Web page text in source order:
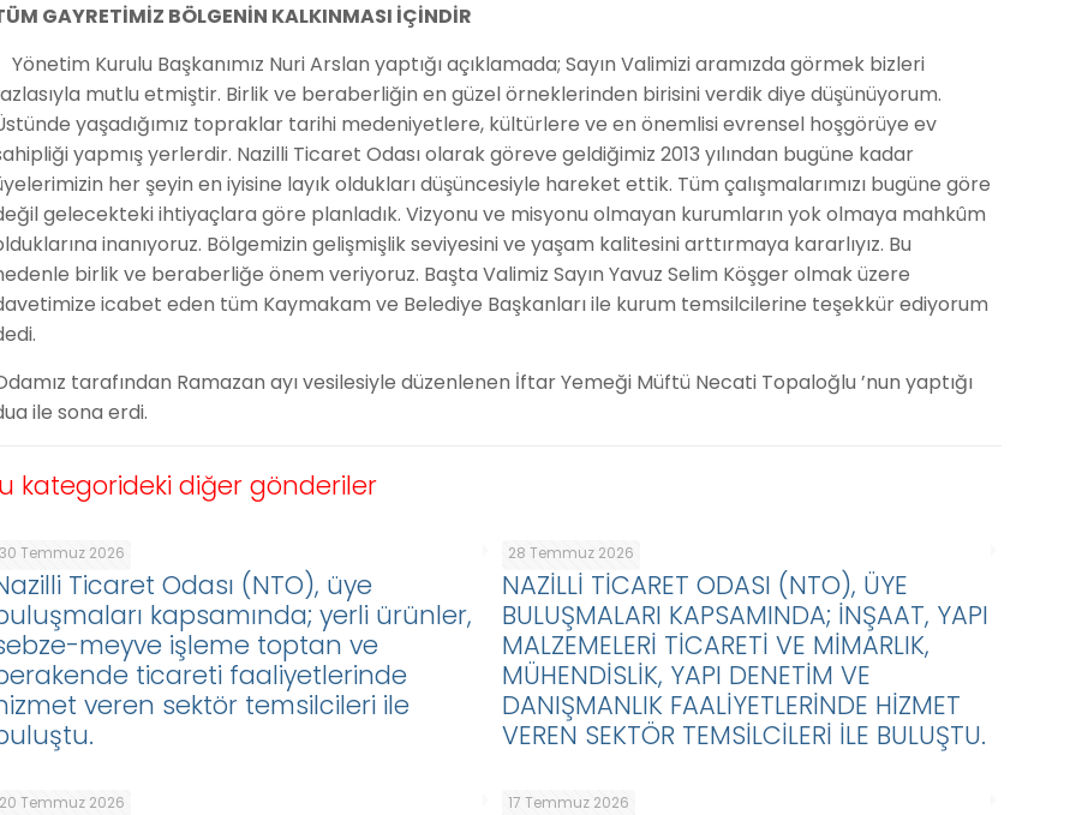
GAYRETİMİZ BÖLGENİN KALKINMASI İÇİNDİR
Kurulu Başkanımız Nuri Arslan yaptığı açıklamada; Sayın Valimizi aramızda görmek bizleri
mutlu etmiştir. Birlik ve beraberliğin en güzel örneklerinden birisini verdik diye düşünüyorum.
yaşadığımız topraklar tarihi medeniyetlere, kültürlere ve en önemlisi evrensel hoşgörüye ev
yapmış yerlerdir. Nazilli Ticaret Odası olarak göreve geldiğimiz 2013 yılından bugüne kadar
her şeyin en iyisine layık oldukları düşüncesiyle hareket ettik. Tüm çalışmalarımızı bugüne göre
gelecekteki ihtiyaçlara göre planladık. Vizyonu ve misyonu olmayan kurumların yok olmaya mahkûm
inanıyoruz. Bölgemizin gelişmişlik seviyesini ve yaşam kalitesini arttırmaya kararlıyız. Bu
birlik ve beraberliğe önem veriyoruz. Başta Valimiz Sayın Yavuz Selim Köşger olmak üzere
icabet eden tüm Kaymakam ve Belediye Başkanları ile kurum temsilcilerine teşekkür ediyorum
tarafından Ramazan ayı vesilesiyle düzenlenen İftar Yemeği Müftü Necati Topaloğlu ’nun yaptığı
ile sona erdi.
kategorideki diğer gönderiler
30 Temmuz 2026
Ticaret Odası (NTO), üye
kapsamında; yerli ürünler,
meyve işleme toptan ve
ticareti faaliyetlerinde
veren sektör temsilcileri ile
28 Temmuz 2026
NAZİLLİ TİCARET ODASI (NTO), ÜYE
BULUŞMALARI KAPSAMINDA; İNŞAAT, YAPI
MALZEMELERİ TİCARETİ VE MİMARLIK,
MÜHENDİSLİK, YAPI DENETİM VE
DANIŞMANLIK FAALİYETLERİNDE HİZMET
VEREN SEKTÖR TEMSİLCİLERİ İLE BULUŞTU.
20 Temmuz 2026 17 Temmuz 2026